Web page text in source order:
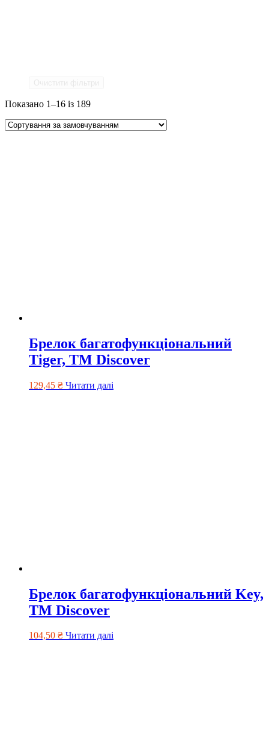
Показано 1–16 із 189
Брелок багатофункціональний
Tiger, TM Discover
129,45 ₴ Читати далі
Брелок багатофункціональний Key,
TM Discover
104,50 ₴ Читати далі